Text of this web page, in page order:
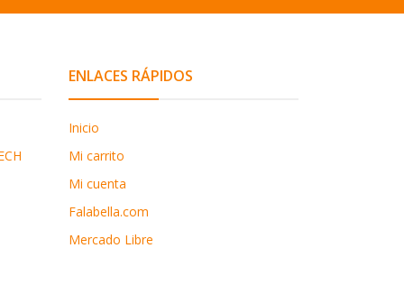
ENLACES RÁPIDOS
Inicio
Mi carrito
Mi cuenta
Falabella.com
Mercado Libre